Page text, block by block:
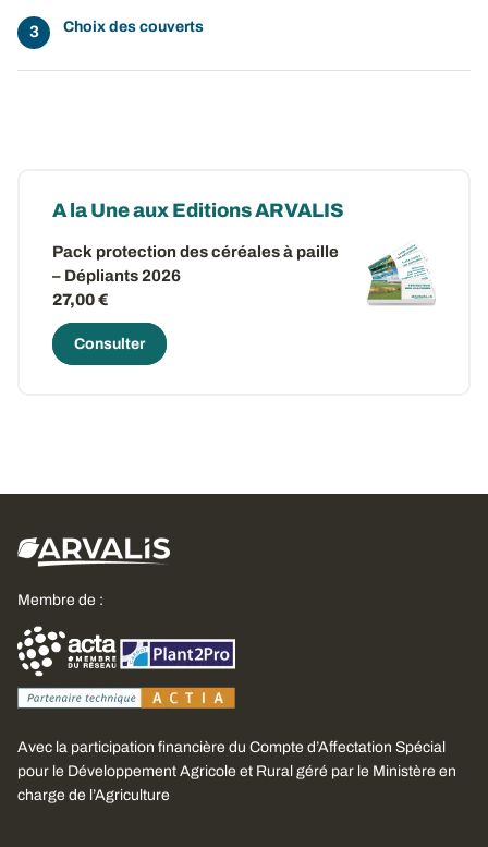
Choix des couverts
A la Une aux Editions ARVALIS
Pack protection des céréales à paille
– Dépliants 2026
27,00 €
Consulter
Membre de :
Avec la participation financière du Compte d’Affectation Spécial
pour le Développement Agricole et Rural géré par le Ministère en
charge de l’Agriculture